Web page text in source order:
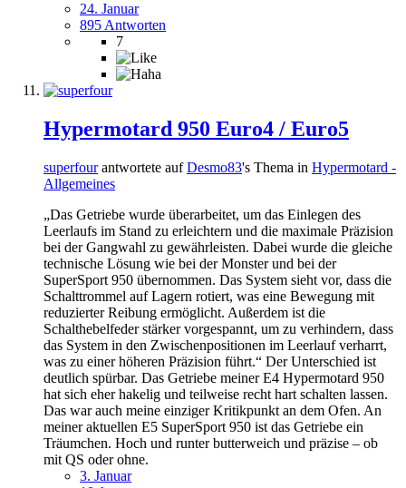
24. Januar
895 Antworten
7
Hypermotard 950 Euro4 / Euro5
superfourantwortete aufDesmo83's Thema in Hypermotard -
Allgemeines
„Das Getriebe wurde überarbeitet, um das Einlegen des
Leerlaufs im Stand zu erleichtern und die maximale Präzision
bei der Gangwahl zu gewährleisten. Dabei wurde die gleiche
technische Lösung wie bei der Monster und bei der
SuperSport 950 übernommen. Das System sieht vor, dass die
Schalttrommel auf Lagern rotiert, was eine Bewegung mit
reduzierter Reibung ermöglicht. Außerdem ist die
Schalthebelfeder stärker vorgespannt, um zu verhindern, dass
das System in den Zwischenpositionen im Leerlauf verharrt,
was zu einer höheren Präzision führt.“ Der Unterschied ist
deutlich spürbar. Das Getriebe meiner E4 Hypermotard 950
hat sich eher hakelig und teilweise recht hart schalten lassen.
Das war auch meine einziger Kritikpunkt an dem Ofen. An
meiner aktuellen E5 SuperSport 950 ist das Getriebe ein
Träumchen. Hoch und runter butterweich und präzise – ob
mit QS oder ohne.
3. Januar